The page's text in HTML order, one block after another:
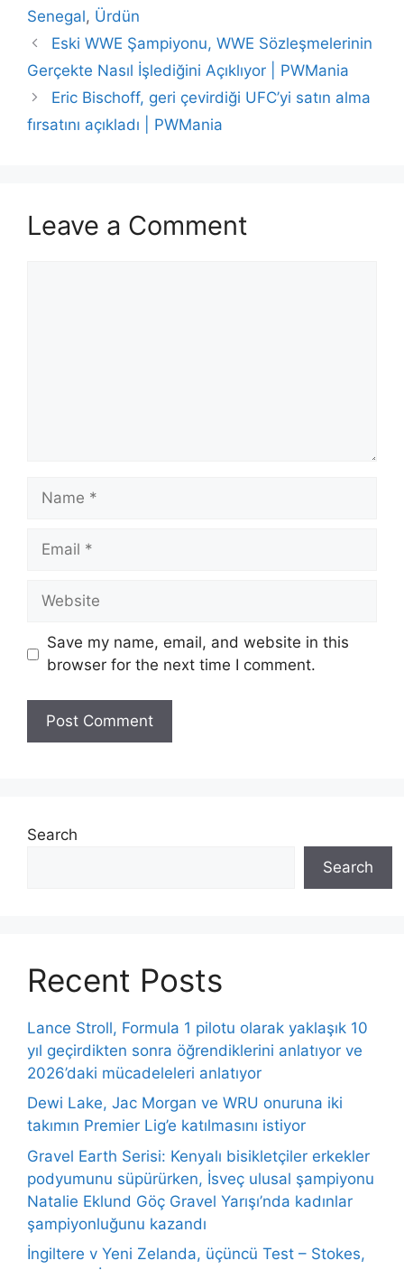
Senegal, Ürdün
Eski WWE Şampiyonu, WWE Sözleşmelerinin
Gerçekte Nasıl İşlediğini Açıklıyor | PWMania
Eric Bischoff, geri çevirdiği UFC’yi satın alma
fırsatını açıkladı | PWMania
Leave a Comment
Name
Email
Website
Save my name, email, and website in this
browser for the next time I comment.
Search
Search
Recent Posts
Lance Stroll, Formula 1 pilotu olarak yaklaşık 10
yıl geçirdikten sonra öğrendiklerini anlatıyor ve
2026’daki mücadeleleri anlatıyor
Dewi Lake, Jac Morgan ve WRU onuruna iki
takımın Premier Lig’e katılmasını istiyor
Gravel Earth Serisi: Kenyalı bisikletçiler erkekler
podyumunu süpürürken, İsveç ulusal şampiyonu
Natalie Eklund Göç Gravel Yarışı’nda kadınlar
şampiyonluğunu kazandı
İngiltere v Yeni Zelanda, üçüncü Test – Stokes,